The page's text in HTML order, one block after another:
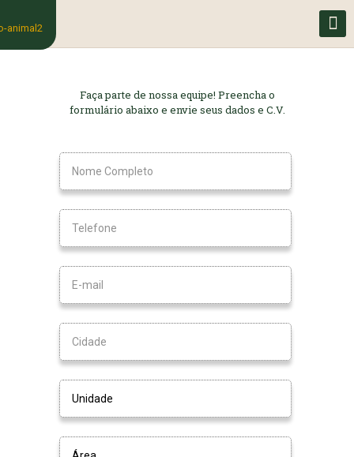
Faça parte de nossa equipe! Preencha o
formulário abaixo e envie seus dados e C.V.